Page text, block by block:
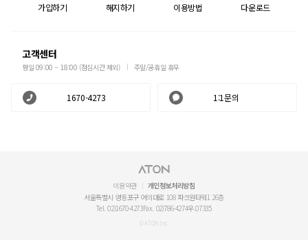
가입하기 해지하기 이용방법 다운로드
고객센터
평일 09:00 ~ 18:00 (점심시간 제외) 주말/공휴일 휴무
1670-4273 1:1문의
이용약관
개인정보처리방침
서울특별시 영등포구 여의대로 108 파크원타워1 26층
Tel. 02)1670-4273Fax. 02)786-4274우.07335
© ATON Inc.